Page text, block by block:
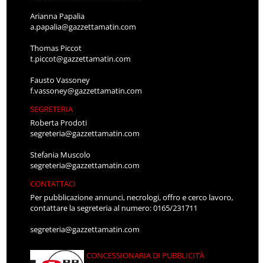
Arianna Papalia
a.papalia@gazzettamatin.com
Thomas Piccot
t.piccot@gazzettamatin.com
Fausto Vassoney
f.vassoney@gazzettamatin.com
SEGRETERIA
Roberta Prodoti
segreteria@gazzettamatin.com
Stefania Muscolo
segreteria@gazzettamatin.com
CONTATTACI
Per pubblicazione annunci, necrologi, offro e cerco lavoro,
contattare la segreteria al numero: 0165/231711
segreteria@gazzettamatin.com
CONCESSIONARIA DI PUBBLICITÀ